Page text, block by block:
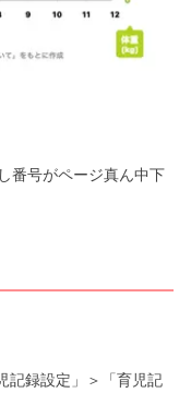
番号がページ真ん中下
記録設定」＞「育児記